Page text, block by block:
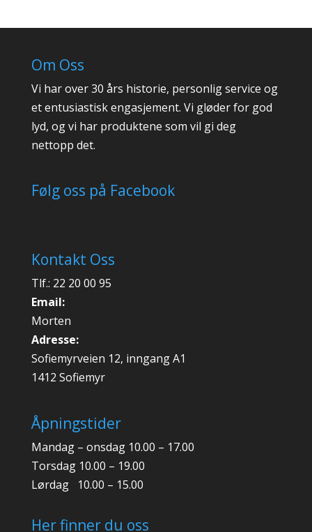
Om Oss
Vi har over 30 års historie, personlig service og
et entusiastisk engasjement. Vi gløder for god
lyd, og vi har produktene som vil gi deg
nettopp det.
Følg oss på Facebook
Kontakt Oss
Tlf.: 22 20 00 95
Email:
Morten
Adresse:
Sofiemyrveien 12, inngang A1
1412 Sofiemyr
Åpningstider
Mandag – onsdag 10.00 – 17.00
Torsdag 10.00 – 19.00
Lørdag 10.00 – 15.00
Her finner du oss